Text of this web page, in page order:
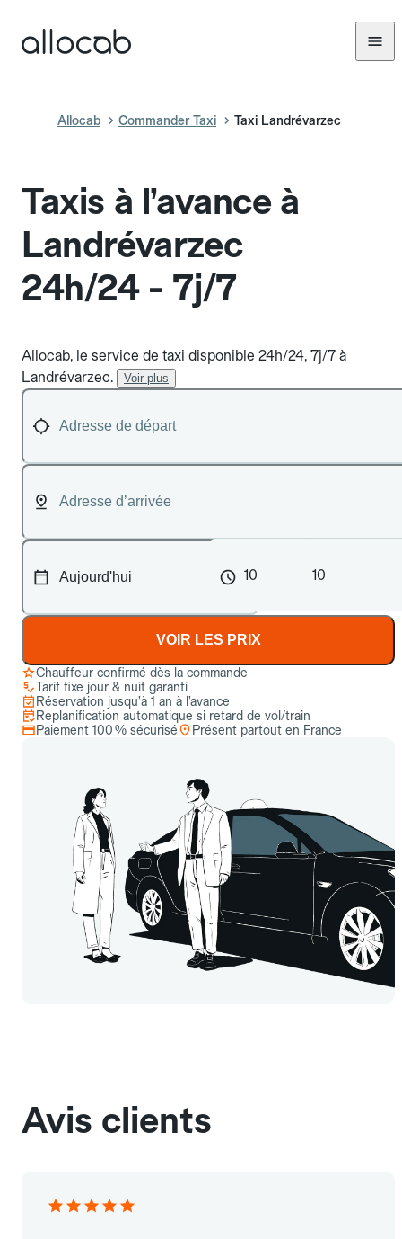
Allocab Commander Taxi Taxi Landrévarzec
Taxis à l’avance à
Landrévarzec
24h/24 - 7j/7
Allocab, le service de taxi disponible 24h/24, 7j/7 à
Landrévarzec.
Voir plus
10 10
VOIR LES PRIX
Chauffeur confirmé dès la commande
Tarif fixe jour & nuit garanti
Réservation jusqu’à 1 an à l’avance
Replanification automatique si retard de vol/train
Paiement 100 % sécurisé
Présent partout en France
Avis clients